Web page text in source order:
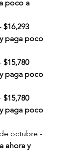
poco a
$16,293
paga poco
$15,780
paga poco
$15,780
paga poco
octubre -
ahora y